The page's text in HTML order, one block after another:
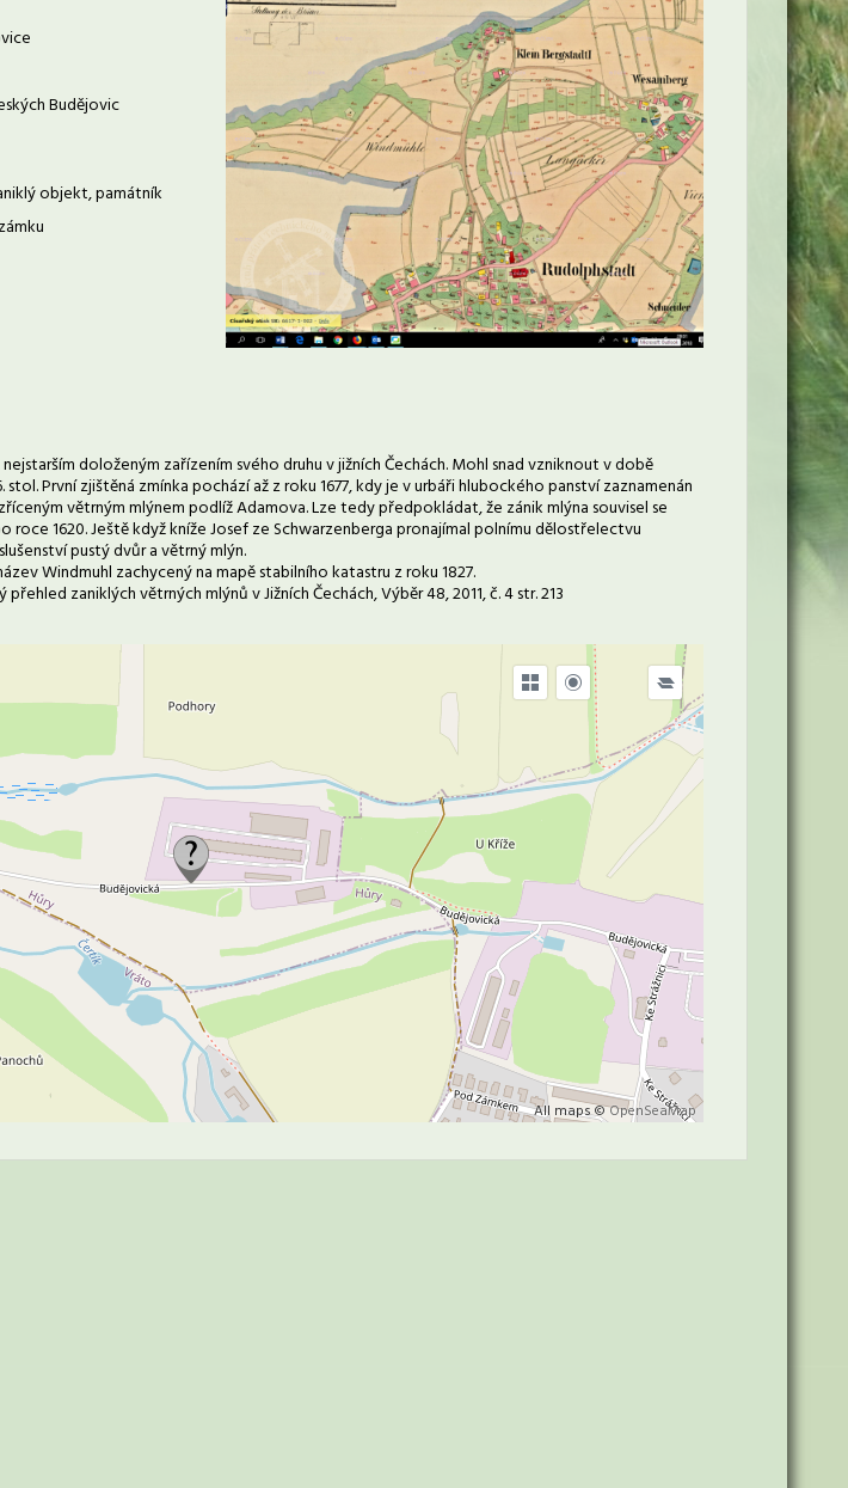
Budějovic
objekt, památník
doloženým zařízením svého druhu v jižních Čechách. Mohl snad vzniknout v době
První zjištěná zmínka pochází až z roku 1677, kdy je v urbáři hlubockého panství zaznamenán
větrným mlýnem podlíž Adamova. Lze tedy předpokládat, že zánik mlýna souvisel se
1620. Ještě když kníže Josef ze Schwarzenberga pronajímal polnímu dělostřelectvu
pustý dvůr a větrný mlýn.
Windmuhl zachycený na mapě stabilního katastru z roku 1827.
zaniklých větrných mlýnů v Jižních Čechách, Výběr 48, 2011, č. 4 str. 213
All maps ©OpenSeaMap